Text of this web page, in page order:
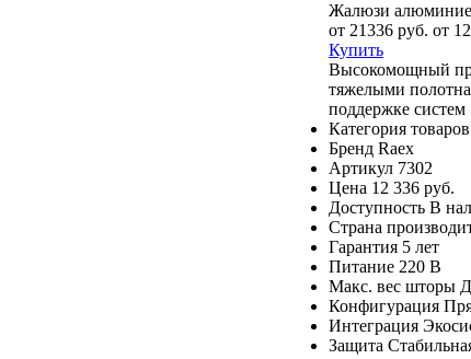
Жалюзи
от 21336 руб. от
Купить
Высокомощный
тяжелыми
поддержке систем
Категория товаров
Бренд Raex
Артикул 7302
Цена 12 336 руб.
Доступность В
Страна
Гарантия 5 лет
Питание 220 В
Макс. вес шторы
Конфигурация
Интеграция
Защита